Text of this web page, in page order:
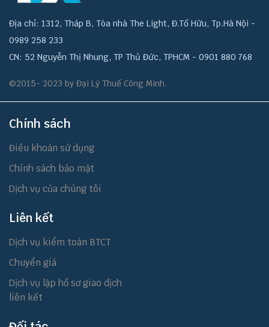
Địa chỉ: 1312, Tháp B, Tòa nhà The Light, Đ.Tố Hữu, Tp.Hà Nội -
0989 258 233
CN: 52 Nguyễn Thị Nhung, TP Thủ Đức, TPHCM - 0901 880 768
©2015- 2023 by Đại Lý Thuế Công Minh.
Chính sách
Điều khoản sử dụng
Chính sách bảo mật
Dịch vụ của chúng tôi
Liên kết
Dịch vụ kiểm toán BTCT
Chuyển giá
Dịch vụ lập hồ sơ giao dịch
liên kết